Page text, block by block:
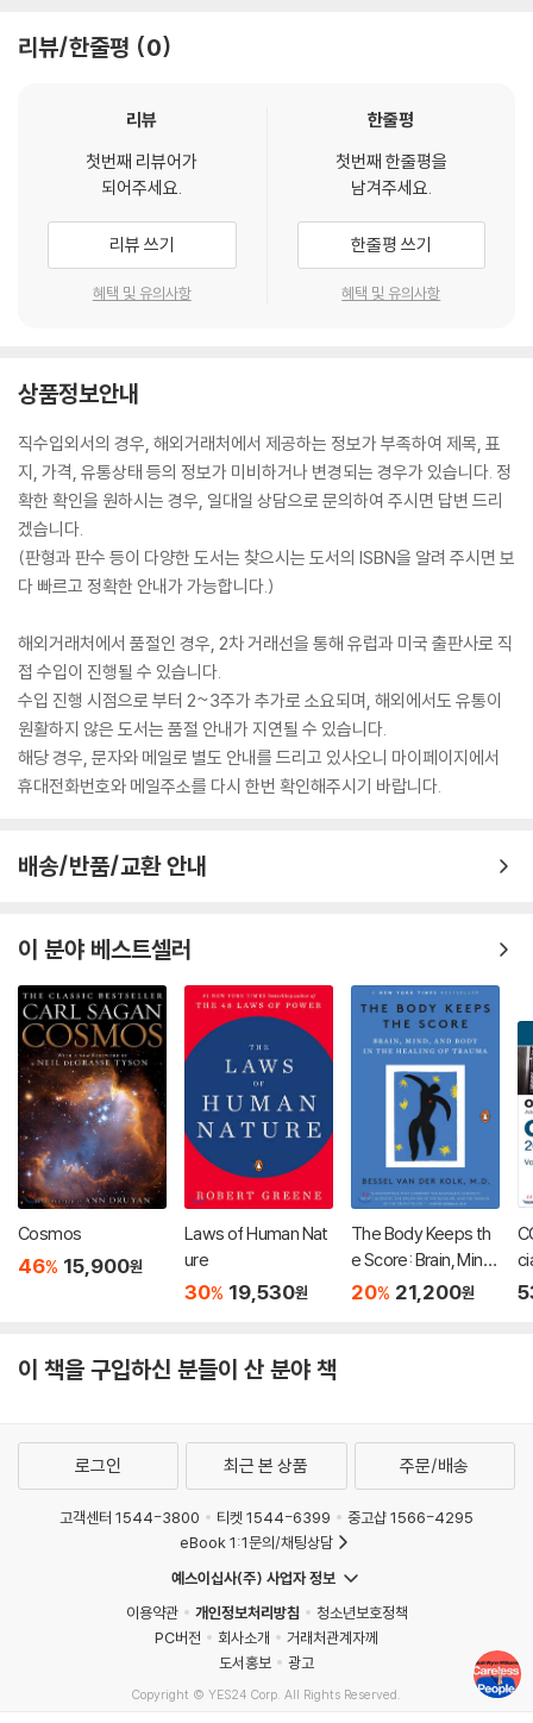
리뷰/한줄평 0
리뷰
첫번째 리뷰어가
되어주세요.
리뷰 쓰기
혜택 및 유의사항
한줄평
첫번째 한줄평을
남겨주세요.
한줄평 쓰기
혜택 및 유의사항
상품정보안내
직수입외서의 경우, 해외거래처에서 제공하는 정보가 부족하여 제목, 표
지, 가격, 유통상태 등의 정보가 미비하거나 변경되는 경우가 있습니다. 정
확한 확인을 원하시는 경우, 일대일 상담으로 문의하여 주시면 답변 드리
겠습니다.
(판형과 판수 등이 다양한 도서는 찾으시는 도서의 ISBN을 알려 주시면 보
다 빠르고 정확한 안내가 가능합니다.)
해외거래처에서 품절인 경우, 2차 거래선을 통해 유럽과 미국 출판사로 직
접 수입이 진행될 수 있습니다.
수입 진행 시점으로 부터 2~3주가 추가로 소요되며, 해외에서도 유통이
원활하지 않은 도서는 품절 안내가 지연될 수 있습니다.
해당 경우, 문자와 메일로 별도 안내를 드리고 있사오니 마이페이지에서
휴대전화번호와 메일주소를 다시 한번 확인해주시기 바랍니다.
배송/반품/교환 안내
이 분야 베스트셀러
Cosmos
46% 15,900원
Laws of Human Nat
ure
30% 19,530원
The Body Keeps th
e Score: Brain, Mind,
and Body in the Heal
20% 21,200원
이 책을 구입하신 분들이 산 분야 책
로그인 최근 본 상품 주문/배송
고객센터 1544-3800 티켓 1544-6399
중고샵 1566-4295
eBook 1:1문의/채팅상담
예스이십사(주) 사업자 정보
이용약관
개인정보처리방침
청소년보호정책
PC버전
회사소개
거래처관계자께
도서홍보
광고
Copyright © YES24 Corp. All Rights Reserved.